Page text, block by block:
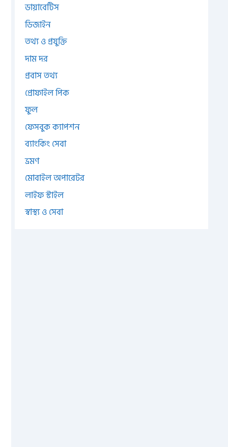
ডায়াবেটিস
ডিজাইন
তথ্য ও প্রযুক্তি
দাম দর
প্রবাস তথ্য
প্রোফাইল পিক
ফুল
ফেসবুক ক্যাপশন
ব্যাংকিং সেবা
ভ্রমণ
মোবাইল অপারেটর
লাইফ স্টাইল
স্বাস্থ্য ও সেবা